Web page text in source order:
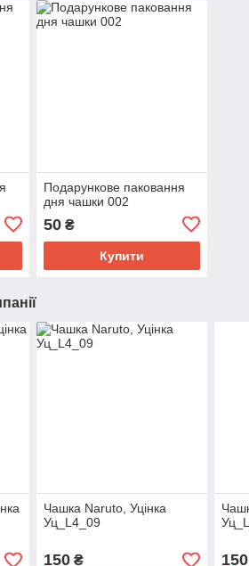
Подарункове паковання
дня чашки 002
50₴
Купити
Чашка Naruto, Уцінка
Уц_L4_09
150₴ 150